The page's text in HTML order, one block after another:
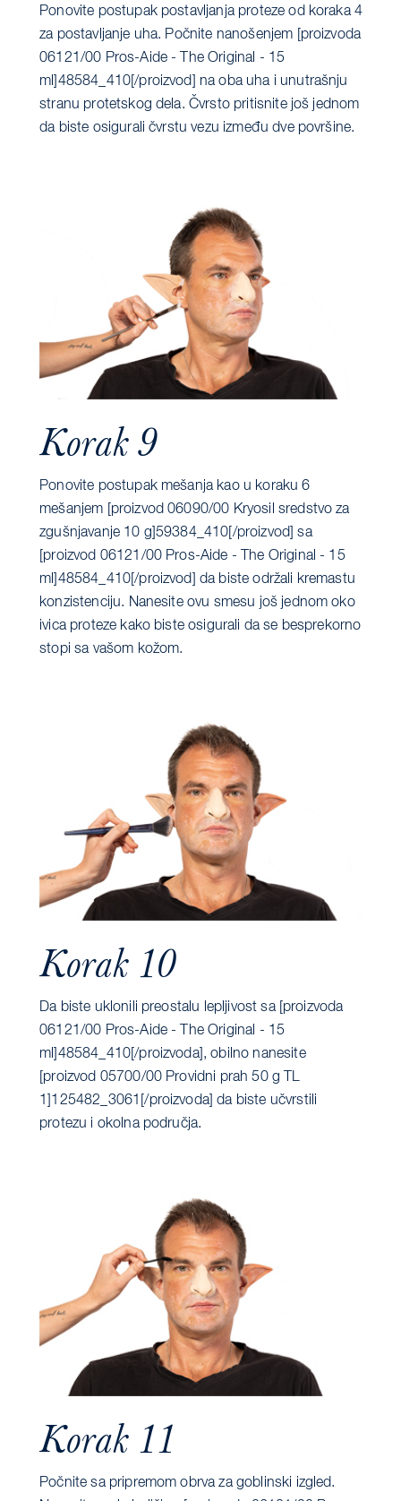
Ponovite postupak postavljanja proteze od koraka 4
za postavljanje uha. Počnite nanošenjem [proizvoda
06121/00 Pros-Aide - The Original - 15
ml]48584_410[/proizvod] na oba uha i unutrašnju
stranu protetskog dela. Čvrsto pritisnite još jednom
da biste osigurali čvrstu vezu između dve površine.
Korak 9
Ponovite postupak mešanja kao u koraku 6
mešanjem [proizvod 06090/00 Kryosil sredstvo za
zgušnjavanje 10 g]59384_410[/proizvod] sa
[proizvod 06121/00 Pros-Aide - The Original - 15
ml]48584_410[/proizvod] da biste održali kremastu
konzistenciju. Nanesite ovu smesu još jednom oko
ivica proteze kako biste osigurali da se besprekorno
stopi sa vašom kožom.
Korak 10
Da biste uklonili preostalu lepljivost sa [proizvoda
06121/00 Pros-Aide - The Original - 15
ml]48584_410[/proizvoda], obilno nanesite
[proizvod 05700/00 Providni prah 50 g TL
1]125482_3061[/proizvoda] da biste učvrstili
protezu i okolna područja.
Korak 11
Počnite sa pripremom obrva za goblinski izgled.